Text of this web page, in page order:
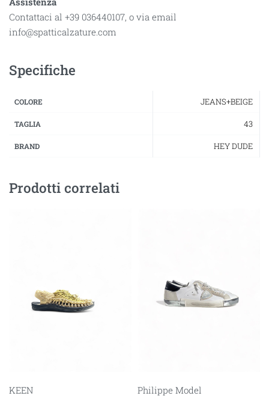
Contattaci al +39 036440107, o via email
info@spatticalzature.com
Specifiche
COLORE JEANS+BEIGE
TAGLIA 43
BRAND HEY DUDE
Prodotti correlati
KEEN
Philippe Model